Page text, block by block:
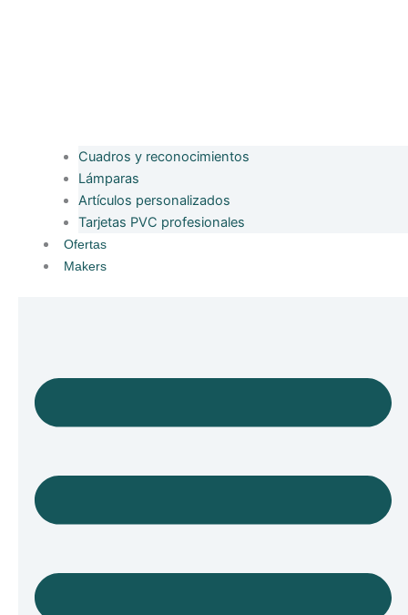
Cuadros y reconocimientos
Lámparas
Artículos personalizados
Tarjetas PVC profesionales
Ofertas
Makers